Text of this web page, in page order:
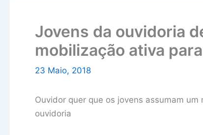
Jovens da ouvidoria
mobilização ativa
23 Maio, 2018
Ouvidor quer que os jovens assumam
ouvidoria